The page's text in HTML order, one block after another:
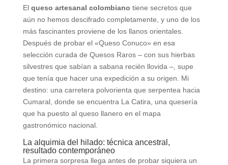
El queso artesanal colombiano tiene secretos que
aún no hemos descifrado completamente, y uno de los
más fascinantes proviene de los llanos orientales.
Después de probar el «Queso Conuco» en esa
selección curada de Quesos Raros – con sus hierbas
silvestres que sabían a sabana recién llovida –, supe
que tenía que hacer una expedición a su origen. Mi
destino: una carretera polvorienta que serpentea hacia
Cumaral, donde se encuentra La Catira, una quesería
que ha puesto al queso llanero en el mapa
gastronómico nacional.
La alquimia del hilado: técnica ancestral,
resultado contemporáneo
La primera sorpresa llega antes de probar siquiera un